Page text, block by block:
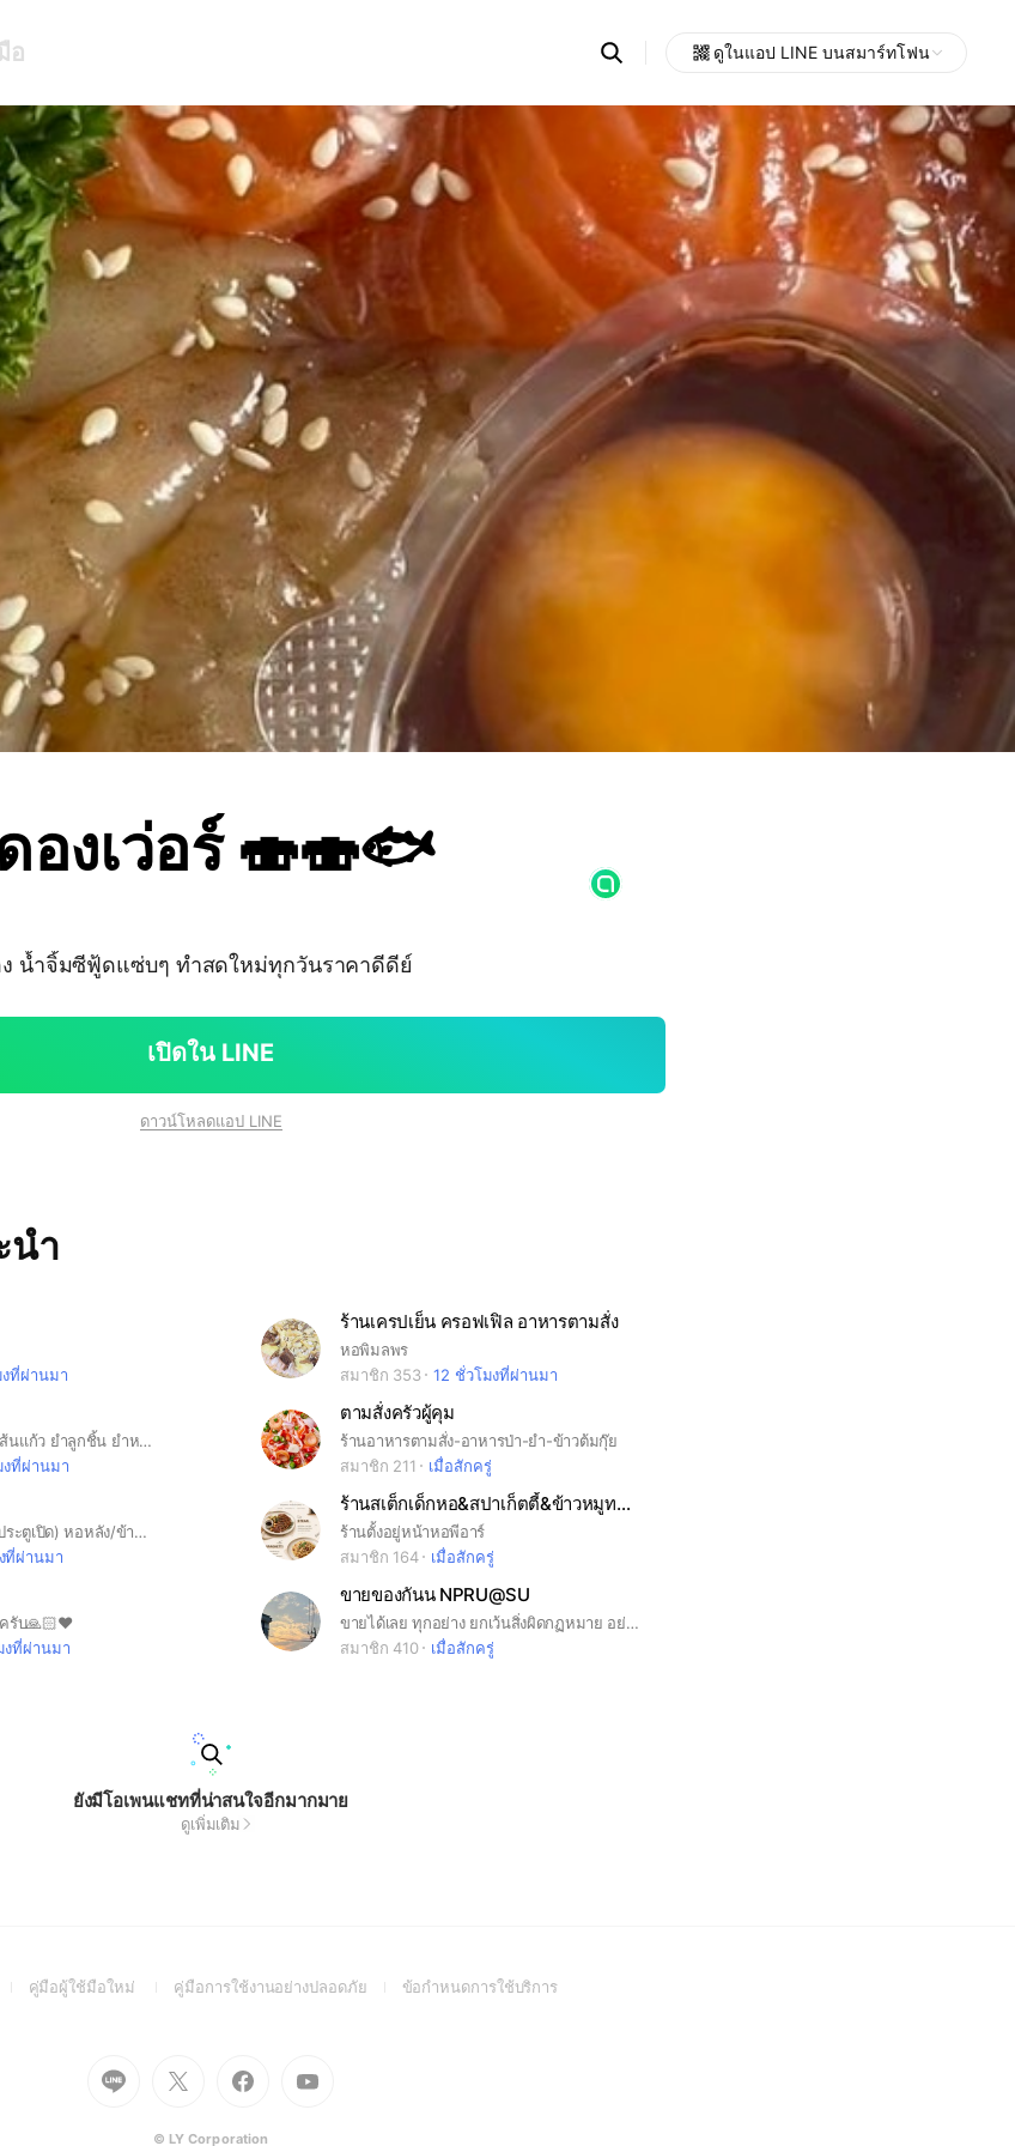
อ Search
OpenChats
messages
search
area
ดูในแอป LINE บนสมาร์ทโฟน
งเว่อร์ 🍣🍣🐟
น้ำจิ้มซีฟู้ดแซ่บๆ ทำสดใหม่ทุกวันราคาดีดีย์
เปิดใน LINE
ดาวน์โหลดแอป LINE
นำ
ที่ผ่านมา
ร้านเครปเย็น ครอฟเฟิล อาหารตามสั่ง
หอพิมลพร
สมาชิก 353
12 ชั่วโมงที่ผ่านมา
ยำมาม่า ยำวุ้นเส้น ยำเส้นแก้ว ยำลูกชิ้น ยำหมูยอ
งที่ผ่านมา
ตามสั่งครัวผู้คุม
ร้านอาหารตามสั่ง-อาหารป่า-ยำ-ข้าวต้มกุ๊ย
สมาชิก 211
เมื่อสักครู่
แสนสุขส่งหน้าห้อง(ถ้าประตูเปิด) หอหลัง/ข้างม. +5.- ม.ศิลปกร +10.- #npru #su
ที่ผ่านมา
ร้านสเต็กเด็กหอ&สปาเก็ตตี้&ข้าวหมูทอดเกาหลี
ร้านตั้งอยู่หน้าหอพีอาร์
สมาชิก 164
เมื่อสักครู่
รับ🙏🏻❤️
งที่ผ่านมา
ขายของกันน NPRU@SU
ขายได้เลย ทุกอย่าง ยกเว้นสิ่งผิดกฏหมาย อย่าลงถี่จนเกินไปนะงับ
สมาชิก 410
เมื่อสักครู่
ยังมีโอเพนแชทที่น่าสนใจอีกมากมาย
ดูเพิ่มเติม
(Openคู่มือผู้ใช้มือใหม่
(Open
window)
คู่มือการใช้งานอย่างปลอดภัย(Openข้อกำหนดการใช้บริการ(Open
Go
to
(Open
Go
to
(Open
Go
to
(Open
to
© LY Corporation